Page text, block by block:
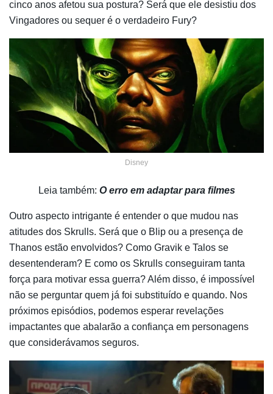
cinco anos afetou sua postura? Será que ele desistiu dos
Vingadores ou sequer é o verdadeiro Fury?
Disney
Leia também: O erro em adaptar para filmes
Outro aspecto intrigante é entender o que mudou nas
atitudes dos Skrulls. Será que o Blip ou a presença de
Thanos estão envolvidos? Como Gravik e Talos se
desentenderam? E como os Skrulls conseguiram tanta
força para motivar essa guerra? Além disso, é impossível
não se perguntar quem já foi substituído e quando. Nos
próximos episódios, podemos esperar revelações
impactantes que abalarão a confiança em personagens
que considerávamos seguros.